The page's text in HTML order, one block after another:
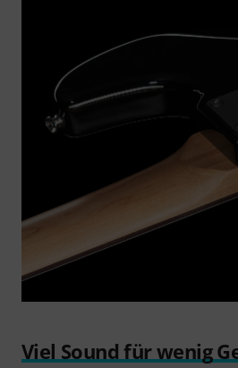
Viel Sound für wenig